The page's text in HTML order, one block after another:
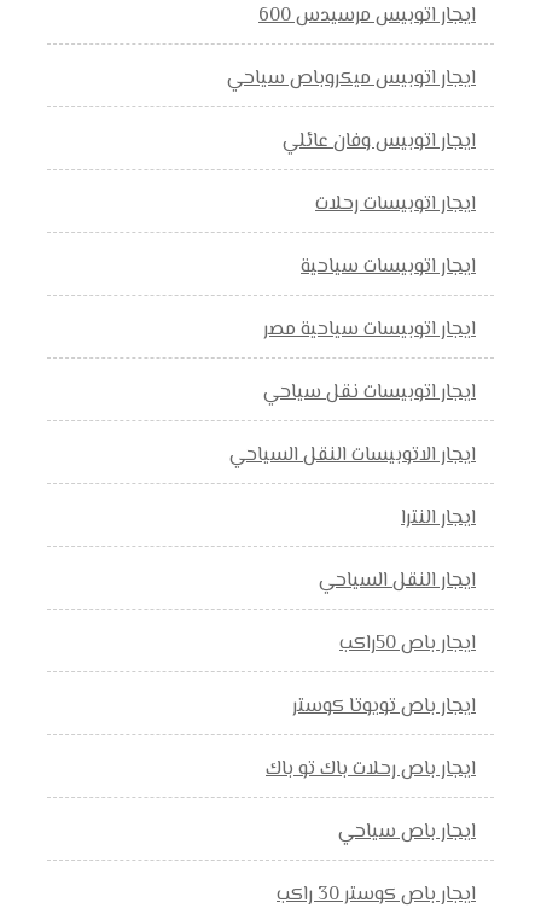
ايجار اتوبيس مرسيدس 600
ايجار اتوبيس ميكروباص سياحي
ايجار اتوبيس وفان عائلي
ايجار اتوبيسات رحلات
ايجار اتوبيسات سياحية
ايجار اتوبيسات سياحية مصر
ايجار اتوبيسات نقل سياحي
ايجار الاتوبيسات النقل السياحي
ايجار النترا
ايجار النقل السياحي
ايجار باص 50راكب
ايجار باص تويوتا كوستر
ايجار باص رحلات باك تو باك
ايجار باص سياحي
ايجار باص كوستر 30 راكب